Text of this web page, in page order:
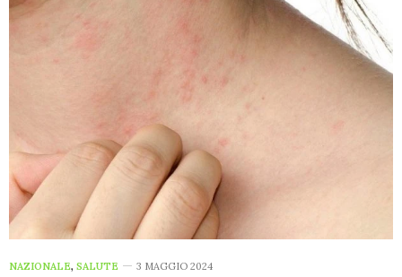
NAZIONALE, SALUTE 3 MAGGIO 2024